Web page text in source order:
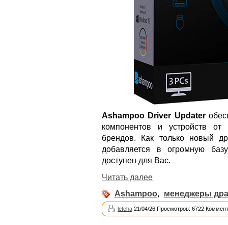
Ashampoo Driver Updater
компонентов и устройств
брендов. Как только новый
добавляется в огромную
доступен для Вас.
Читать далее
Ashampoo, менеджеры
leteha 21/04/26 Просмотров: 6722